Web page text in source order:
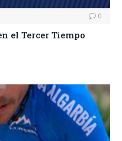
0
el Tercer Tiempo